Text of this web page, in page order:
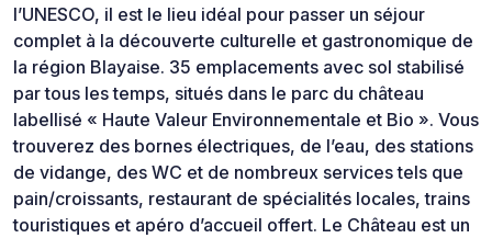
l’UNESCO, il est le lieu idéal pour passer un séjour
complet à la découverte culturelle et gastronomique de
la région Blayaise. 35 emplacements avec sol stabilisé
par tous les temps, situés dans le parc du château
labellisé « Haute Valeur Environnementale et Bio ». Vous
trouverez des bornes électriques, de l’eau, des stations
de vidange, des WC et de nombreux services tels que
pain/croissants, restaurant de spécialités locales, trains
touristiques et apéro d’accueil offert. Le Château est un